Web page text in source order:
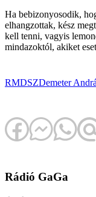
Ha bebizonyosodik,
elhangzottak, kész
kell tenni, vagyis
mindazoktól, akiket
RMDSZDemeter
Rádió GaGa